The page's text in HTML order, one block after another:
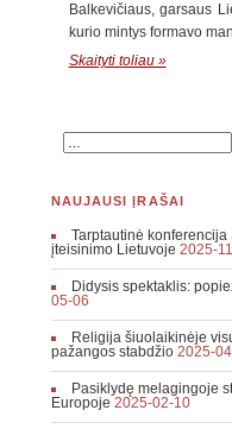
Balkevičiaus, garsaus
kurio mintys formavo
Skaityti toliau »
NAUJAUSI ĮRAŠAI
Tarptautinė
įteisinimo Lietuvoje 2025-
Didysis spektaklis:
05-06
Religija šiuolaikinėje
pažangos stabdžio 2025-
Pasiklydę melagingoje
Europoje 2025-02-10